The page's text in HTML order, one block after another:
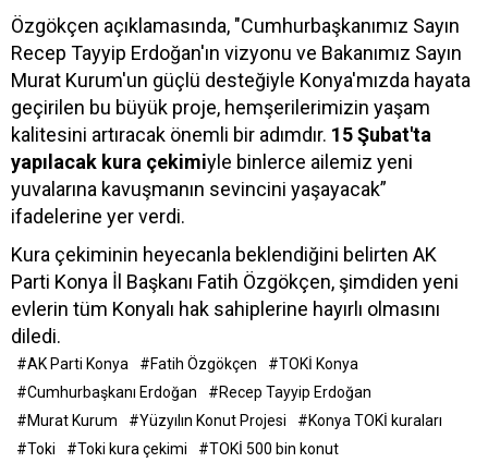
Özgökçen açıklamasında, "Cumhurbaşkanımız Sayın
Recep Tayyip Erdoğan'ın vizyonu ve Bakanımız Sayın
Murat Kurum'un güçlü desteğiyle Konya'mızda hayata
geçirilen bu büyük proje, hemşerilerimizin yaşam
kalitesini artıracak önemli bir adımdır. 15 Şubat'ta
yapılacak kura çekimiyle binlerce ailemiz yeni
yuvalarına kavuşmanın sevincini yaşayacak”
ifadelerine yer verdi.
Kura çekiminin heyecanla beklendiğini belirten AK
Parti Konya İl Başkanı Fatih Özgökçen, şimdiden yeni
evlerin tüm Konyalı hak sahiplerine hayırlı olmasını
diledi.
#AK Parti Konya #Fatih Özgökçen
#TOKİ Konya
#Cumhurbaşkanı Erdoğan
#Recep Tayyip Erdoğan
#Murat Kurum
#Yüzyılın Konut Projesi
#Konya TOKİ kuraları
#Toki
#Toki kura çekimi #TOKİ 500 bin konut